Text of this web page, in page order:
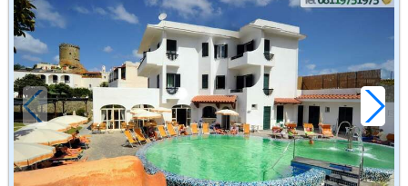
in offerta da
€55,00
a notte